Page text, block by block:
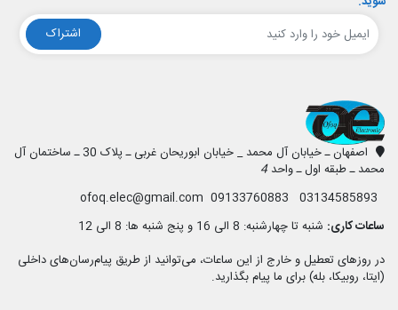
اشتراک
اصفهان ـ خیابان آل محمد _ خیابان ابوریحان غربی ـ پلاک 30 ـ ساختمان آل
محمد ـ طبقه اول ـ واحد4
ساعات کاری: شنبه تا چهارشنبه: 8 الی 16 و پنج شنبه ها: 8 الی 12
در روزهای تعطیل و خارج از این ساعات، می‌توانید از طریق پیام‌رسان‌های داخلی
(ایتا، روبیکا، بله) برای ما پیام بگذارید.